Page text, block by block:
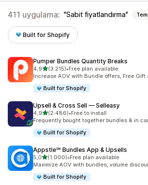
411 uygulama: Sabit fiyatlandırma
Built for Shopify
Pumper Bundles Quantity Breaks
4,95 yıldız üzerinden
(3.215)
toplam 3215 değerlendirme
•Free plan available
Increase AOV with Bundle offers, Free Gift
Built for Shopify
Upsell & Cross Sell — Selleasy
4,95 yıldız üzerinden
(2.486)
toplam 2486 değerlendirme
•Free to install
Frequently bought together bundles & in
Built for Shopify
Appstle℠ Bundles App & Upsells
5,05 yıldız üzerinden
(1.000)
toplam 1000 değerlendirme
•Free plan available
Maximize AOV with bundles, volume
Built for Shopify